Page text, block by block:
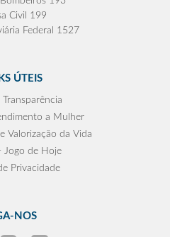
Civil 199
Federal 1527
ÚTEIS
a Mulher
Valorização da Vida
Jogo de Hoje
Privacidade
NOS